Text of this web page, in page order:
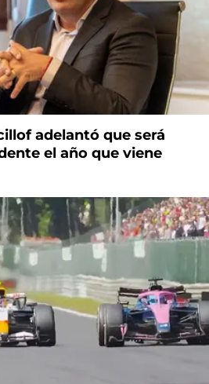
adelantó que será
el año que viene